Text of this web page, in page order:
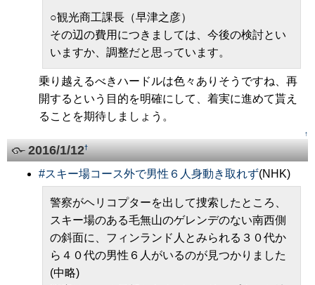
○観光商工課長（早津之彦）
その辺の費用につきましては、今後の検討とい
いますか、調整だと思っています。
乗り越えるべきハードルは色々ありそうですね、再
開するという目的を明確にして、着実に進めて貰え
ることを期待しましょう。
↑
2016/1/12†
#スキー場コース外で男性６人身動き取れず(NHK)
警察がヘリコプターを出して捜索したところ、
スキー場のある毛無山のゲレンデのない南西側
の斜面に、フィンランド人とみられる３０代か
ら４０代の男性６人がいるのが見つかりました
(中略)